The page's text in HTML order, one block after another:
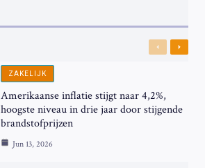
Previous
Next
ZAKELIJK
Amerikaanse inflatie stijgt naar 4,2%,
hoogste niveau in drie jaar door stijgende
brandstofprijzen
Jun 13, 2026